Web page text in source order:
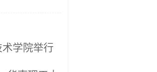
学院举行